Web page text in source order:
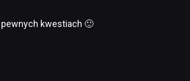
kwestiach 🙂